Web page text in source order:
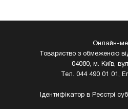
Онлайн-
Товариство з обмеженою
04080, м. Київ,
Тел. 044 490 01 01,
Ідентифікатор в Реєстрі